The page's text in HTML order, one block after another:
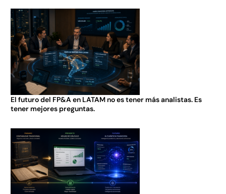
El futuro del FP&A en LATAM no es tener más analistas. Es
tener mejores preguntas.